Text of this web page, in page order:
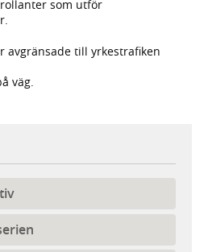
som utför
avgränsade till yrkestrafiken
väg.